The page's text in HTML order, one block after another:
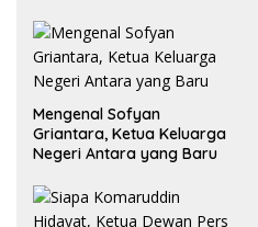
Mengenal Sofyan
Griantara, Ketua Keluarga
Negeri Antara yang Baru